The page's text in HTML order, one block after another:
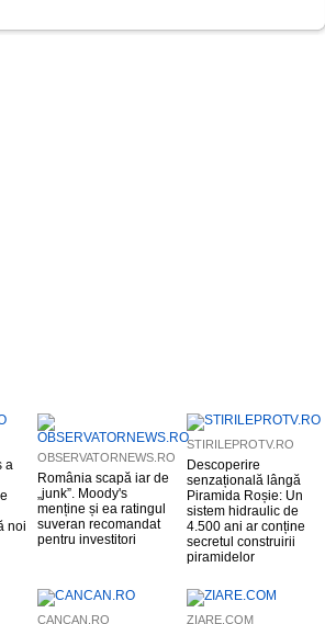
a
noi
OBSERVATORNEWS.RO
România scapă iar de
„junk”. Moody's
menține și ea ratingul
suveran recomandat
pentru investitori
STIRILEPROTV.RO
Descoperire
senzațională lângă
Piramida Roșie: Un
sistem hidraulic de
4.500 ani ar conține
secretul construirii
piramidelor
CANCAN.RO ZIARE.COM